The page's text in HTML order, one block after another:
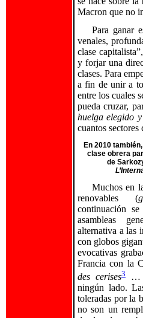
Macron que no
Para ganar
venales,
clase
y forjar una
clases. Para
a fin de unir a
entre los cuales
pueda cruzar,
huelga elegido
cuantos
En 2010
clase obrera
de
Muchos en
renovables (
continuación
asambleas
alternativa a las
con globos
evocativas
Francia con la
des cerises3
…
ningún lado.
toleradas por la
no son un